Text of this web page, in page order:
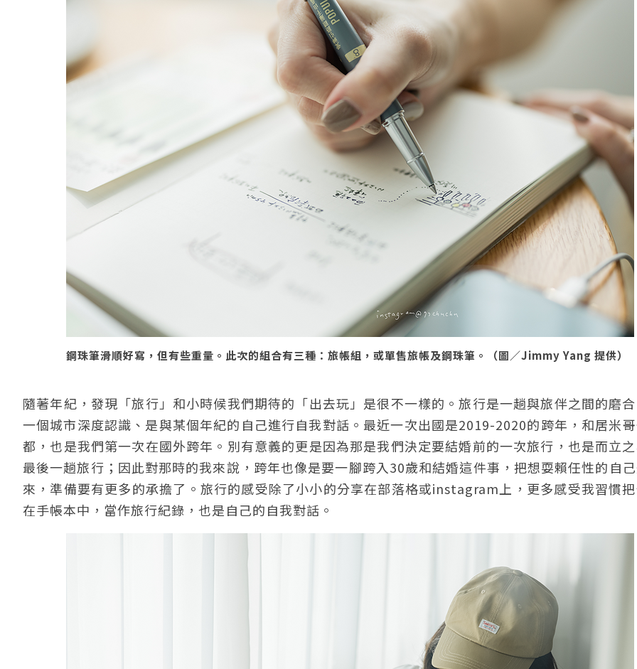
鋼珠筆滑順好寫，但有些重量。此次的組合有三種：旅帳組，或單售旅帳及鋼珠筆。（圖／Jimmy Yang 提供）
隨著年紀，發現「旅行」和小時候我們期待的「出去玩」是很不一樣的。旅行是一趟與旅伴之間的磨
一個城市深度認識、是與某個年紀的自己進行自我對話。最近一次出國是2019-2020的跨年，和居米
都，也是我們第一次在國外跨年。別有意義的更是因為那是我們決定要結婚前的一次旅行，也是而立
最後一趟旅行；因此對那時的我來說，跨年也像是要一腳跨入30歲和結婚這件事，把想耍賴任性的自
來，準備要有更多的承擔了。旅行的感受除了小小的分享在部落格或instagram上，更多感受我習慣
在手帳本中，當作旅行紀錄，也是自己的自我對話。